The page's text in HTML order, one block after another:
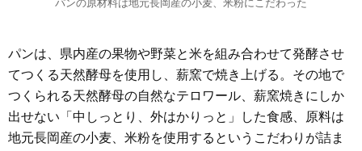
パンの原材料は地元長岡産の小麦、米粉にこだわった
パンは、県内産の果物や野菜と米を組み合わせて発酵させ
てつくる天然酵母を使用し、薪窯で焼き上げる。その地で
つくられる天然酵母の自然なテロワール、薪窯焼きにしか
出せない「中しっとり、外はかりっと」した食感、原料は
地元長岡産の小麦、米粉を使用するというこだわりが詰ま